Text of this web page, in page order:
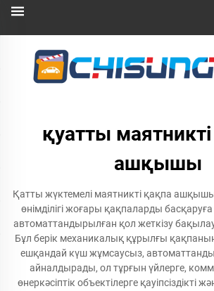
қуатты
ашқышы
Қатты жүктемелі маятникті қақпа ашқышы
өнімділігі жоғары қақпаларды
автоматтандырылған қол жеткізу
Бұл берік механикалық құрылғы
ешқандай күш жұмсаусыз,
айналдырады, ол тұрғын үйлерге,
өнеркәсіптік объектілерге